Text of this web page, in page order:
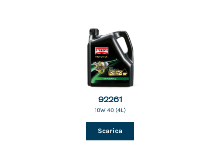
92261
10W 40 (4L)
Scarica